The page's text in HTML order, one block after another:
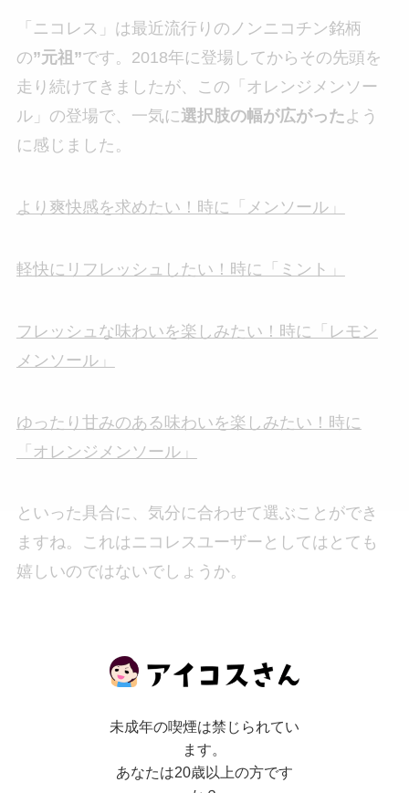
「ニコレス」は最近流行りのノンニコチン銘柄
の”元祖”です。2018年に登場してからその先頭を
走り続けてきましたが、この「オレンジメンソー
ル」の登場で、一気に選択肢の幅が広がった よう
に感じました。
より爽快感を求めたい！時に「メンソール」
軽快にリフレッシュしたい！時に「ミント」
フレッシュな味わいを楽しみたい！時に「レモン
メンソール」
ゆったり甘みのある味わいを楽しみたい！時に
「オレンジメンソール」
といった具合に、気分に合わせて選ぶことができ
ますね。これはニコレスユーザーとしてはとても
嬉しいのではないでしょうか。
味なかった方々も、だんだんフレーバー数が出て
きたので気になってきた方も多いかもしれませ
ん。5%の割引クーポンを利用して購入できるの
で、気になる方は是非お試し下さい。
未成年の喫煙は禁じられてい
ます。
あなたは20歳以上の方です